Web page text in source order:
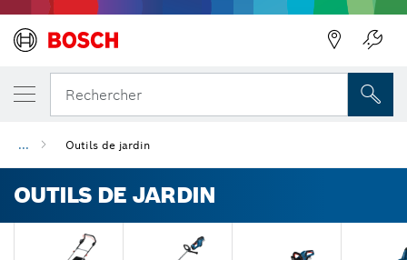
Rechercher
... Outils de jardin
OUTILS DE JARDIN